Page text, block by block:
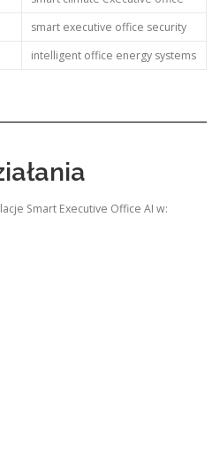
smart executive office security
intelligent office energy systems
Smart Executive Office AI w: